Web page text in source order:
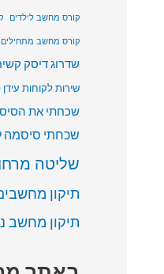
קורס מחשב לילדים
קורס מחשב מתחילים
שדרוג דיסק
שירות לקוחות
שכחתי את
שכחתי
שליטה
תיקון
תיקון מחשב